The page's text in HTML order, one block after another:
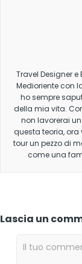
Travel Designer
Medioriente con
ho sempre
della mia vita.
non lavorerai
questa teoria, ora
tour un pezzo di
come una
Lascia un